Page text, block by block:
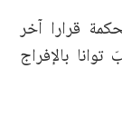
قرارا آخر
بالإفراج